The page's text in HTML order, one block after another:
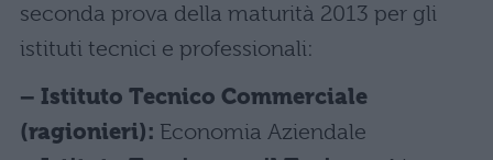
seconda prova della maturità 2013 per gli
istituti tecnici e professionali:
– Istituto Tecnico Commerciale
(ragionieri): Economia Aziendale